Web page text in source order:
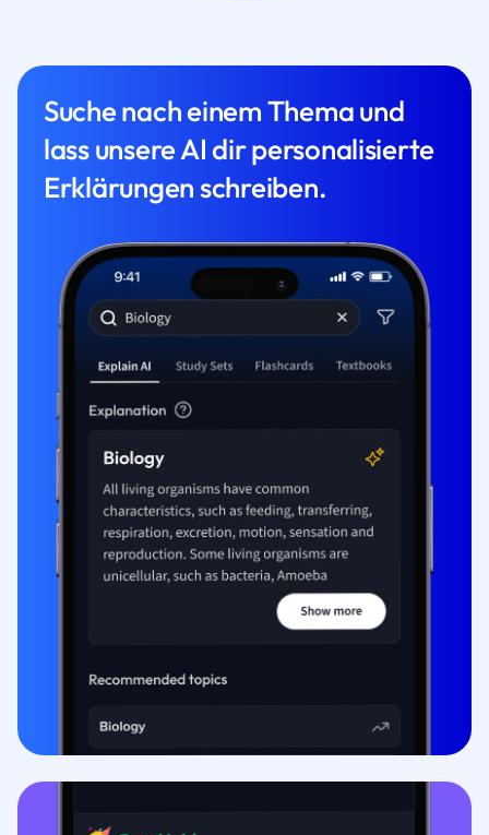
Suche nach einem Thema und
lass unsere AI dir personalisierte
Erklärungen schreiben.